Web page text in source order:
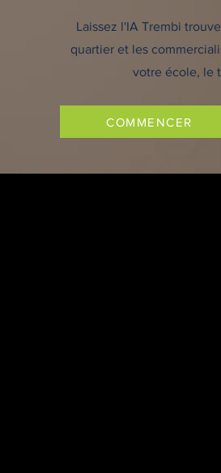
Laissez l'IA Trembi
quartier et les
votre école, le
COMMENCER